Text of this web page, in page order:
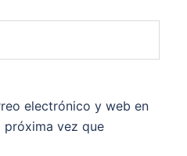
electrónico y web en
próxima vez que